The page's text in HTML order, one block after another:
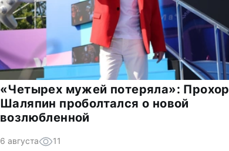
«Четырех мужей потеряла»: Прохор
Шаляпин проболтался о новой
возлюбленной
6 августа 11